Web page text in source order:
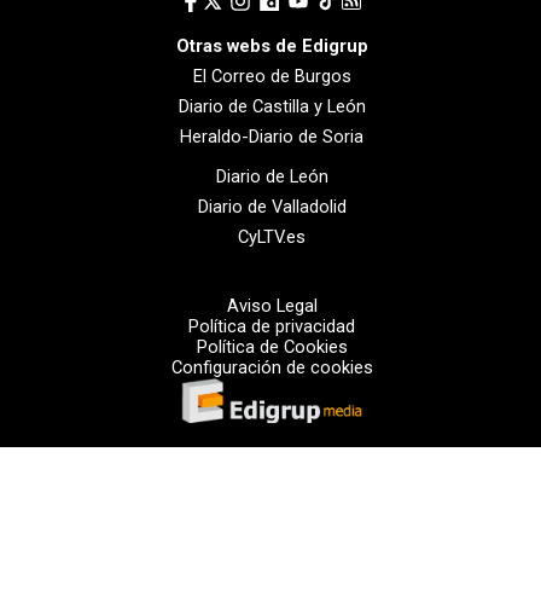
Otras webs de Edigrup
El Correo de Burgos
Diario de Castilla y León
Heraldo-Diario de Soria
Diario de León
Diario de Valladolid
CyLTV.es
Aviso Legal
Política de privacidad
Política de Cookies
Configuración de cookies